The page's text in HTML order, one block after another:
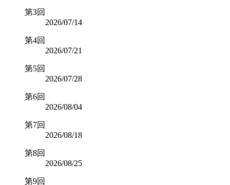
第3回
2026/07/14
第4回
2026/07/21
第5回
2026/07/28
第6回
2026/08/04
第7回
2026/08/18
第8回
2026/08/25
第9回